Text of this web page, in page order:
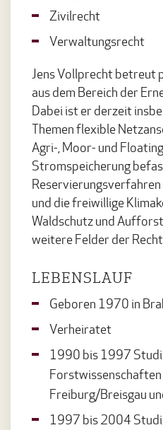
Zivilrecht
Verwaltungsrecht
Jens Vollprecht betreut
aus dem Bereich der
Dabei ist er derzeit
Themen flexible
Agri-, Moor- und
Stromspeicherung
und die freiwillige
Waldschutz und
weitere Felder der
LEBENSLAUF
Geboren 1970 in
Verheiratet
1990 bis 1997
Freiburg/Breisgau
1997 bis 2004